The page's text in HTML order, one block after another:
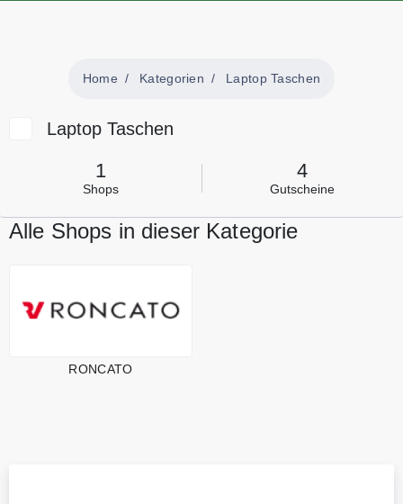
Home Kategorien Laptop Taschen
Laptop Taschen
1
Shops
4
Gutscheine
Alle Shops in dieser Kategorie
RONCATO